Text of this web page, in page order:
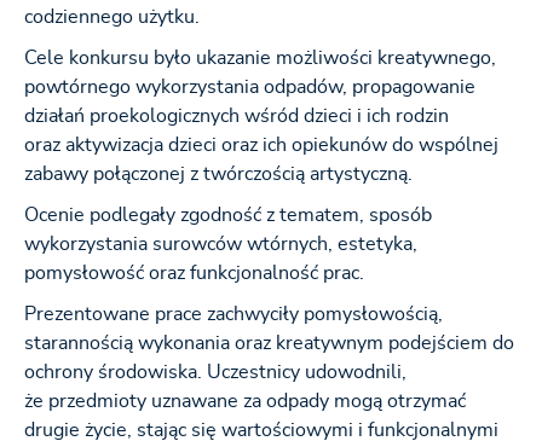
codziennego użytku.
Cele konkursu było ukazanie możliwości kreatywnego,
powtórnego wykorzystania odpadów, propagowanie
działań proekologicznych wśród dzieci i ich rodzin
oraz aktywizacja dzieci oraz ich opiekunów do wspólnej
zabawy połączonej z twórczością artystyczną.
Ocenie podlegały zgodność z tematem, sposób
wykorzystania surowców wtórnych, estetyka,
pomysłowość oraz funkcjonalność prac.
Prezentowane prace zachwyciły pomysłowością,
starannością wykonania oraz kreatywnym podejściem do
ochrony środowiska. Uczestnicy udowodnili,
że przedmioty uznawane za odpady mogą otrzymać
drugie życie, stając się wartościowymi i funkcjonalnymi